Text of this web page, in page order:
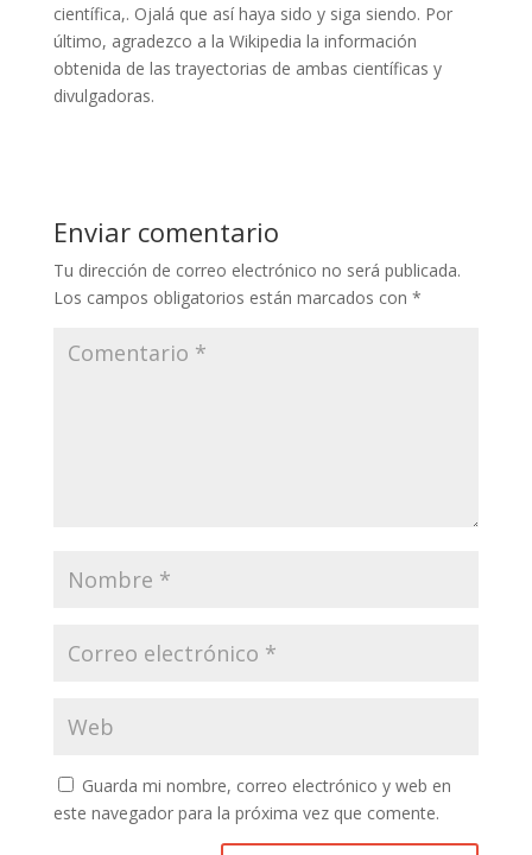
científica,. Ojalá que así haya sido y siga siendo. Por
último, agradezco a la Wikipedia la información
obtenida de las trayectorias de ambas científicas y
divulgadoras.
Enviar comentario
Tu dirección de correo electrónico no será publicada.
Los campos obligatorios están marcados con *
Guarda mi nombre, correo electrónico y web en
este navegador para la próxima vez que comente.